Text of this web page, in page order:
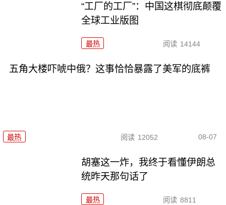
“工厂的工厂”：中国这棋彻底颠覆
全球工业版图
最热 阅读 14144
五角大楼吓唬中俄？这事恰恰暴露了美军的底裤
最热 阅读 12052 08-07
胡塞这一炸，我终于看懂伊朗总
统昨天那句话了
最热 阅读 8811